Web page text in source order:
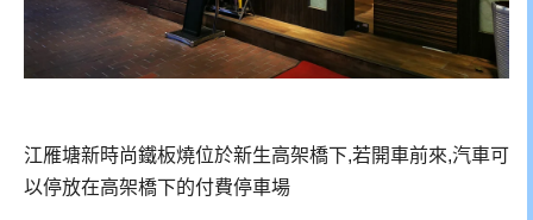
江雁塘新時尚鐵板燒位於新生高架橋下,若開車前來,汽車可
以停放在高架橋下的付費停車場